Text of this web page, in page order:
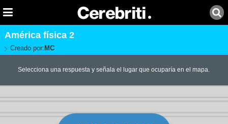
América física 2
Creado por: MC
Selecciona una respuesta y señala el lugar que ocuparía en el mapa.